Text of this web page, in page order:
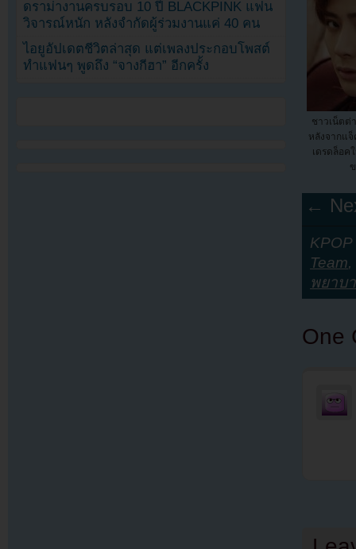
ชาวเน็ตต่
หลังจากแจ็
เดรดล็อค
←
Team,
พยาบ
One
ดราม่างานครบรอบ 10 ปี BLACKPINK แฟน
วิจารณ์หนัก หลังจำกัดผู้ร่วมงานแค่ 40 คน
ไอยูอัปเดตชีวิตล่าสุด แต่เพลงประกอบโพสต์
ทำแฟนๆ พูดถึง “จางกีฮา” อีกครั้ง